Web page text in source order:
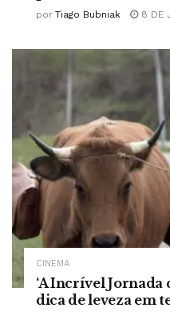
por Tiago Bubniak 8 DE
CINEMA
‘A Incrível Jornada
dica de leveza em